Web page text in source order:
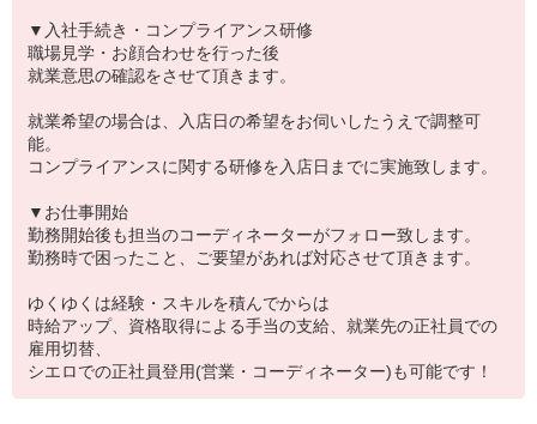
▼入社手続き・コンプライアンス研修
職場見学・お顔合わせを行った後
就業意思の確認をさせて頂きます。
就業希望の場合は、入店日の希望をお伺いしたうえで調整可
能。
コンプライアンスに関する研修を入店日までに実施致します。
▼お仕事開始
勤務開始後も担当のコーディネーターがフォロー致します。
勤務時で困ったこと、ご要望があれば対応させて頂きます。
ゆくゆくは経験・スキルを積んでからは
時給アップ、資格取得による手当の支給、就業先の正社員での
雇用切替、
シエロでの正社員登用(営業・コーディネーター)も可能です！